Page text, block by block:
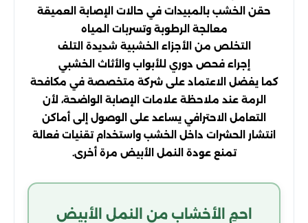
حقن الخشب بالمبيدات في حالات الإصابة العميقة
معالجة الرطوبة وتسربات المياه
التخلص من الأجزاء الخشبية شديدة التلف
إجراء فحص دوري للأبواب والأثاث الخشبي
كما يفضل الاعتماد على شركة متخصصة في مكافحة
الرمة عند ملاحظة علامات الإصابة الواضحة، لأن
التعامل الاحترافي يساعد على الوصول إلى أماكن
انتشار الحشرات داخل الخشب واستخدام تقنيات فعالة
تمنع عودة النمل الأبيض مرة أخرى.
احمِ الأخشاب من النمل الأبيض